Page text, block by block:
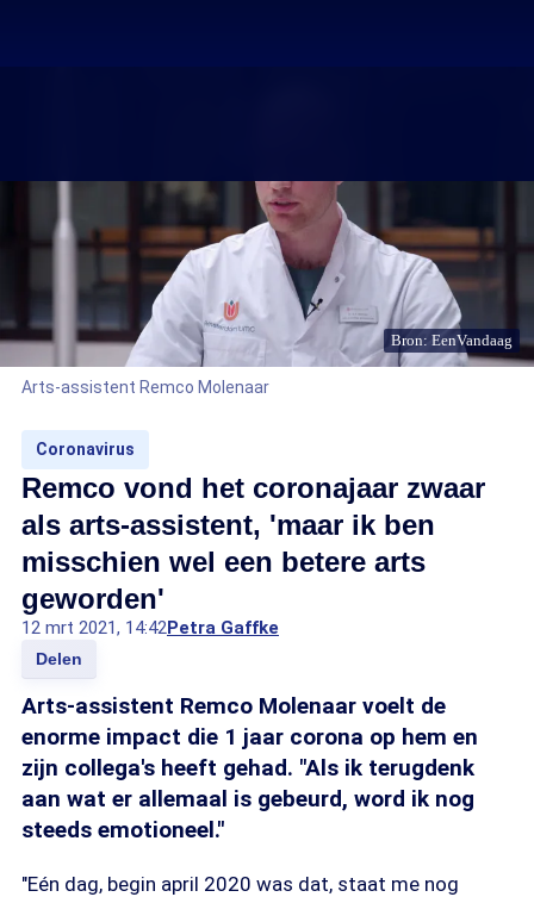
Bron: EenVandaag
Arts-assistent Remco Molenaar
Coronavirus
Remco vond het coronajaar zwaar
als arts-assistent, 'maar ik ben
misschien wel een betere arts
geworden'
12 mrt 2021, 14:42Petra Gaffke
Delen
Arts-assistent Remco Molenaar voelt de
enorme impact die 1 jaar corona op hem en
zijn collega's heeft gehad. "Als ik terugdenk
aan wat er allemaal is gebeurd, word ik nog
steeds emotioneel."
"Eén dag, begin april 2020 was dat, staat me nog